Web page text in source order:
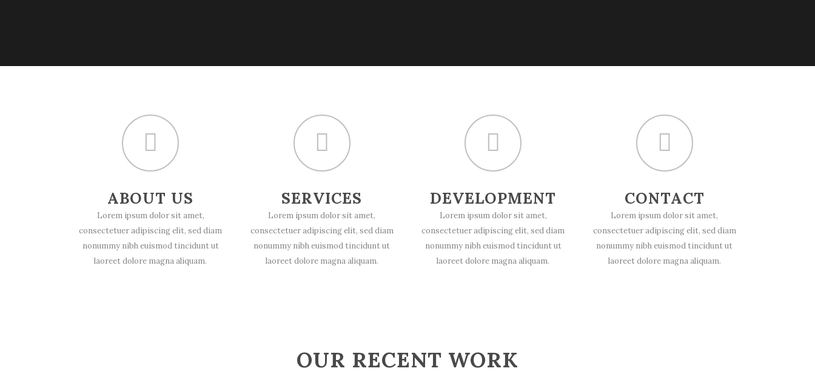
ABOUT US
Lorem ipsum dolor sit amet,
consectetuer adipiscing elit, sed diam
nonummy nibh euismod tincidunt ut
laoreet dolore magna aliquam.
SERVICES
Lorem ipsum dolor sit amet,
consectetuer adipiscing elit, sed diam
nonummy nibh euismod tincidunt ut
laoreet dolore magna aliquam.
DEVELOPMENT
Lorem ipsum dolor sit amet,
consectetuer adipiscing elit, sed diam
nonummy nibh euismod tincidunt ut
laoreet dolore magna aliquam.
CONTACT
Lorem ipsum dolor sit amet,
consectetuer adipiscing elit, sed diam
nonummy nibh euismod tincidunt ut
laoreet dolore magna aliquam.
OUR RECENT WORK